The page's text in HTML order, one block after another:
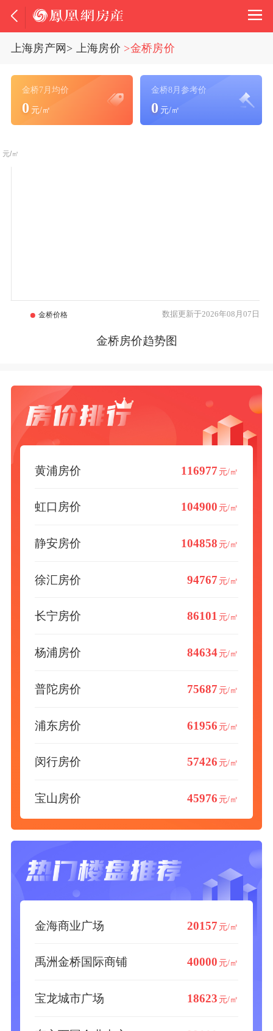
上海房产网 > 上海房价 >金桥房价
金桥7月均价
0 元/㎡
金桥8月参考价
0 元/㎡
金桥房价趋势图
数据更新于2026年08月07日
黄浦房价 116977 元/㎡
虹口房价 104900 元/㎡
静安房价 104858 元/㎡
徐汇房价 94767 元/㎡
长宁房价 86101 元/㎡
杨浦房价 84634 元/㎡
普陀房价 75687 元/㎡
浦东房价 61956 元/㎡
闵行房价 57426 元/㎡
宝山房价 45976 元/㎡
金海商业广场 20157 元/㎡
禹洲金桥国际商铺 40000 元/㎡
宝龙城市广场 18623 元/㎡